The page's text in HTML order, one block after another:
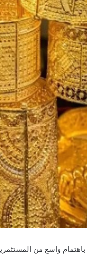
واسع من المستثمرين